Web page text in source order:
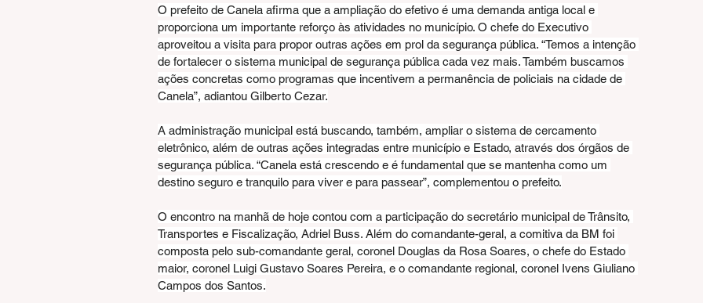
O prefeito de Canela afirma que a ampliação do efetivo é uma demanda antiga local e
proporciona um importante reforço às atividades no município. O chefe do Executivo
aproveitou a visita para propor outras ações em prol da segurança pública. “Temos a intenção
de fortalecer o sistema municipal de segurança pública cada vez mais. Também buscamos
ações concretas como programas que incentivem a permanência de policiais na cidade de
Canela”, adiantou Gilberto Cezar.
A administração municipal está buscando, também, ampliar o sistema de cercamento
eletrônico, além de outras ações integradas entre município e Estado, através dos órgãos de
segurança pública. “Canela está crescendo e é fundamental que se mantenha como um
destino seguro e tranquilo para viver e para passear”, complementou o prefeito.
O encontro na manhã de hoje contou com a participação do secretário municipal de Trânsito,
Transportes e Fiscalização, Adriel Buss. Além do comandante-geral, a comitiva da BM foi
composta pelo sub-comandante geral, coronel Douglas da Rosa Soares, o chefe do Estado
maior, coronel Luigi Gustavo Soares Pereira, e o comandante regional, coronel Ivens Giuliano
Campos dos Santos.